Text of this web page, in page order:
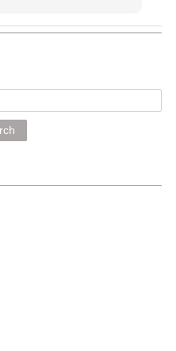
く、手に馴染み、洗いやす
、毎食時に使用していま
シリーズの器を揃えて
いただき、ありがとう